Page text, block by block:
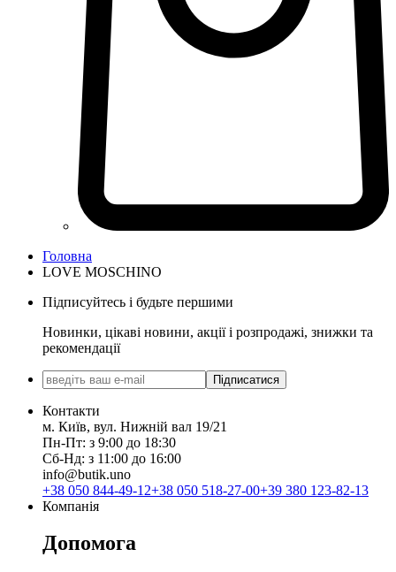
Головна
LOVE MOSCHINO
Підписуйтесь і будьте першими
Новинки, цікаві новини, акції і розпродажі, знижки та
рекомендації
Підписатися
Контакти
м. Київ, вул. Нижній вал 19/21
Пн-Пт: з 9:00 до 18:30
Сб-Нд: з 11:00 до 16:00
info@butik.uno
+38 050 844-49-12+38 050 518-27-00+39 380 123-82-13
Компанія
Допомога